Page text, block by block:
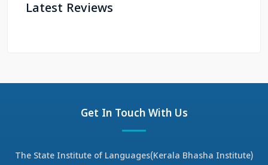
Latest Reviews
Get In Touch With Us
The State Institute of Languages(Kerala Bhasha Institute)